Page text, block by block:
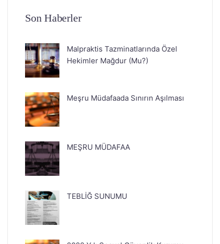
Son Haberler
Malpraktis Tazminatlarında Özel
Hekimler Mağdur (Mu?)
Meşru Müdafaada Sınırın Aşılması
MEŞRU MÜDAFAA
TEBLİĞ SUNUMU